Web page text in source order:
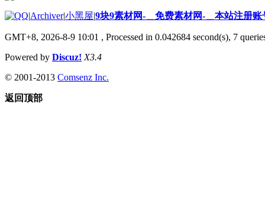
|Archiver|小黑屋|9块9素材网-＿免费素材网-＿本站注册账
GMT+8, 2026-8-9 10:01 , Processed in 0.042684 second(s), 7
Powered by Discuz! X3.4
© 2001-2013 Comsenz Inc.
返回顶部